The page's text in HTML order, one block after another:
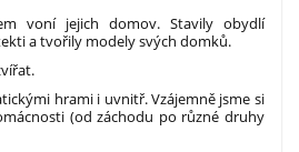
voní jejich domov. Stavily obydlí
a tvořily modely svých domků.
hrami i uvnitř. Vzájemně jsme si
(od záchodu po různé druhy